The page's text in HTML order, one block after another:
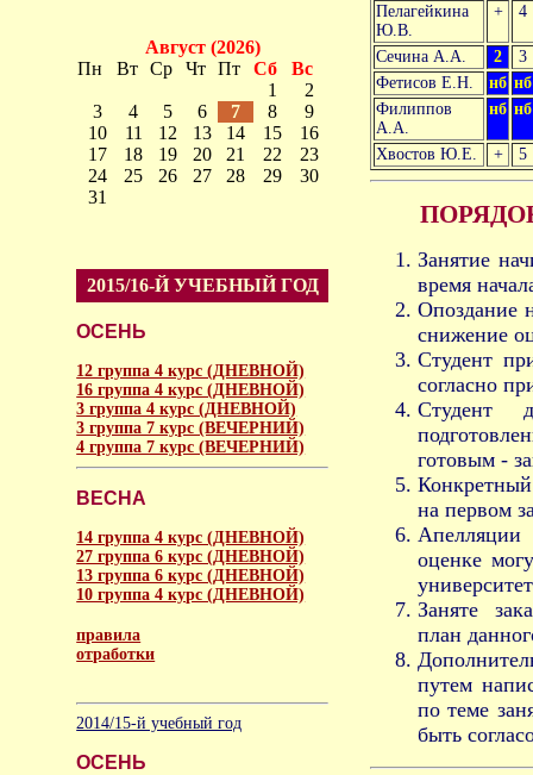
Август (2026)
Пн
Вт Ср Чт Пт Сб
Вс
1
2
3
4 5 6 7 8
9
10
11 12 13 14 15
16
17
18 19 20 21 22
23
24
25 26 27 28 29
30
31
2015/16-Й УЧЕБНЫЙ ГОД
ОСЕНЬ
12 группа 4 курс (ДНЕВНОЙ)
16 группа 4 курс (ДНЕВНОЙ)
3 группа 4 курс (ДНЕВНОЙ)
3 группа 7 курс (ВЕЧЕРНИЙ)
4 группа 7 курс (ВЕЧЕРНИЙ)
ВЕСНА
14 группа 4 курс (ДНЕВНОЙ)
27 группа 6 курс (ДНЕВНОЙ)
13 группа 6 курс (ДНЕВНОЙ)
10 группа 4 курс (ДНЕВНОЙ)
правила
отработки
2014/15-й учебный год
ОСЕНЬ
Пелагейкина
Ю.В.
+ 4
Сечина А.А. 2
3
Фетисов Е.Н.
нб нб
Филиппов
А.А.
нб нб
Хвостов Ю.Е. + 5
Занятие
время
Опоздание
снижение
Студент
согласно
Студент
готовым -
на первом
Апелляции
оценке
Заняте
план
путем
по теме
быть